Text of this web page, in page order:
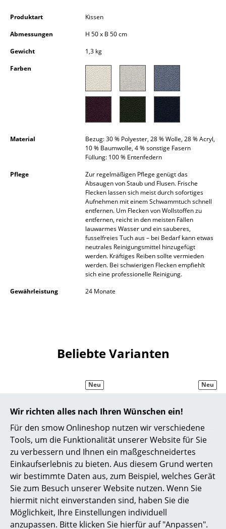
Wir richten alles nach Ihren Wünschen ein!
Für den smow Onlineshop nutzen wir verschiedene
Tools, um die Funktionalität unserer Website für Sie
zu verbessern und Ihnen ein maßgeschneidertes
Einkaufserlebnis zu bieten. Aus diesem Grund werten
wir bestimmte Daten aus, zum Beispiel, welches Gerät
Sie zum Besuch unserer Website nutzen. Wenn Sie
hiermit nicht einverstanden sind, haben Sie die
Möglichkeit, Ihre Einstellungen individuell
anzupassen. Bitte klicken Sie hierfür auf "Anpassen".
Barmöbel
Garderoben
Kleinaufbewahrung
Hängeleuchten & Deckenleuchten
Schreibtischleuchten
Stehleuchten & Leseleuchten
Outdoor-Leuchten
Stapelbetten
Kinderbetten
Nachttische & Bettzubehör
... alle Betten
Accessoires
Uhren
Produktart
Kissen
Abmessungen
H 50 x B 50 cm
Gewicht
1,3 kg
Farben
Material
Bezug: 30 % Polyester, 28 % Wolle, 28 % Acryl,
10 % Baumwolle, 4 % sonstige Fasern
Füllung: 100 % Entenfedern
Pflege
Zur regelmäßigen Pflege genügt das
Absaugen von Staub und Flusen. Frische
Flecken lassen sich meist durch sofortiges
Aufnehmen mit einem Schwammtuch schnell
entfernen. Um Flecken von Wollstoffen zu
entfernen, reicht in den meisten Fällen
lauwarmes Wasser und ein sauberes,
fusselfreies Tuch aus – bei Bedarf kann etwas
neutrales Reinigungsmittel hinzugefügt
werden. Kräftiges Reiben sollte vermieden
werden. Bei schwierigen Flecken empfiehlt
sich eine professionelle Reinigung.
Gewährleistung
24 Monate
Beliebte Varianten
Hay
Texture Kissen, Blue /
black
119,00 €
Lieferbar in 2-3 Wochen
Neu
Hay
Texture Kissen, Light
grey
119,00 €
Lieferbar in 2-3 Wochen
Neu